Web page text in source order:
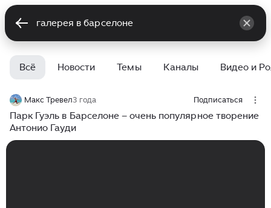
Всё Новости Темы Каналы Видео и
Макс Тревел3 года Подписаться
Парк Гуэль в Барселоне – очень популярное творение
Антонио Гауди